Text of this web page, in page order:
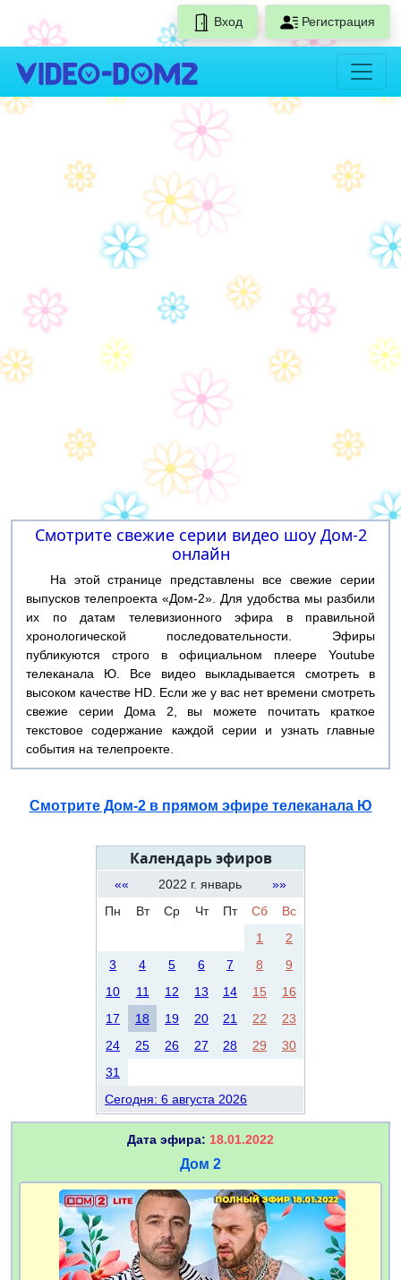
Вход Регистрация
Смотрите свежие серии видео шоу Дом-2
онлайн
На этой странице представлены все свежие серии
выпусков телепроекта «Дом-2». Для удобства мы разбили
их по датам телевизионного эфира в правильной
хронологической последовательности. Эфиры
публикуются строго в официальном плеере Youtube
телеканала Ю. Все видео выкладывается смотреть в
высоком качестве HD. Если же у вас нет времени смотреть
свежие серии Дома 2, вы можете почитать краткое
текстовое содержание каждой серии и узнать главные
события на телепроекте.
Смотрите Дом-2 в прямом эфире телеканала Ю
Календарь эфиров
«« 2022 г. январь
»»
Пн
Вт Ср Чт Пт Сб
Вс
1
2
3
4 5 6 7 8
9
10
11 12 13 14 15
16
17
18 19 20 21 22
23
24
25 26 27 28 29
30
31
Сегодня: 6 августа 2026
Дата эфира: 18.01.2022
Дом 2